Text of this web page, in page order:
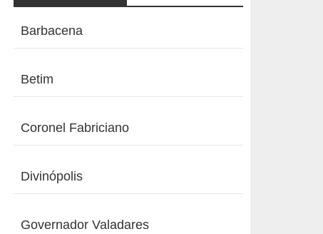
Barbacena
Betim
Coronel Fabriciano
Divinópolis
Governador Valadares